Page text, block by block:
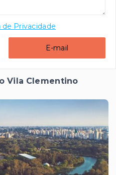
de Privacidade
E-mail
Vila Clementino